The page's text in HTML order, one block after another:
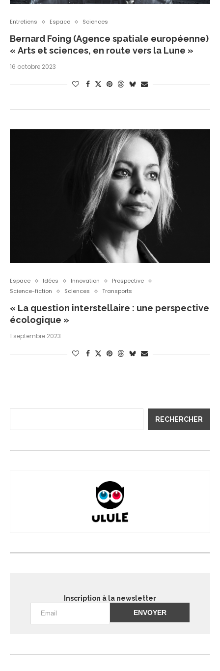
Entretiens Espace Sciences
Bernard Foing (Agence spatiale européenne)
« Arts et sciences, en route vers la Lune »
16 octobre 2023
Espace Idées Innovation
Prospective
Science-fiction
Sciences Transports
« La question interstellaire : une perspective
écologique »
1 septembre 2023
RECHERCHER
Inscription à la newsletter